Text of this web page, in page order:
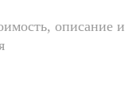
описание и